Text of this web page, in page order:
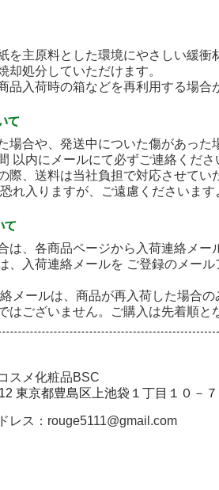
主原料とした環境にやさしい緩衝
処分していただけます。
入荷時の箱などを再利用する場合
場合や、発送中についた傷があった
以内にメールにて必ずご連絡くださ
際、送料は当社負担で対応させてい
れ入りますが、ご遠慮くださいます
は、各商品ページから入荷連絡メー
、入荷連絡メールを ご登録のメール
メールは、商品が再入荷した場合の
はございません。ご購入は先着順と
スメ化粧品BSC
東京都豊島区上池袋１丁目１０－
レス：rouge5111@gmail.com